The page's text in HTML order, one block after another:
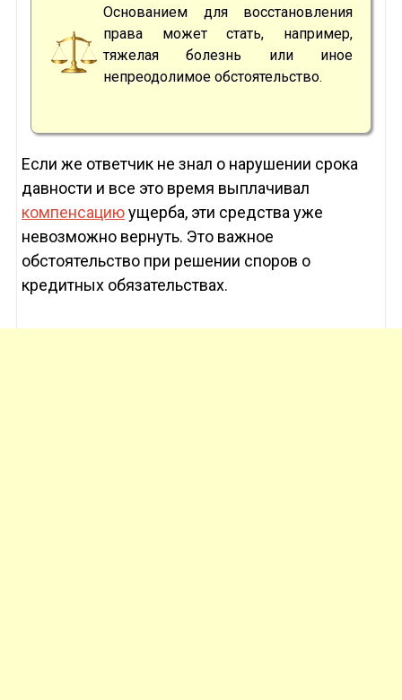
Основанием для восстановления
права может стать, например,
тяжелая болезнь или иное
непреодолимое обстоятельство.
Если же ответчик не знал о нарушении срока
давности и все это время выплачивал
компенсациюущерба, эти средства уже
невозможно вернуть. Это важное
обстоятельство при решении споров о
кредитных обязательствах.